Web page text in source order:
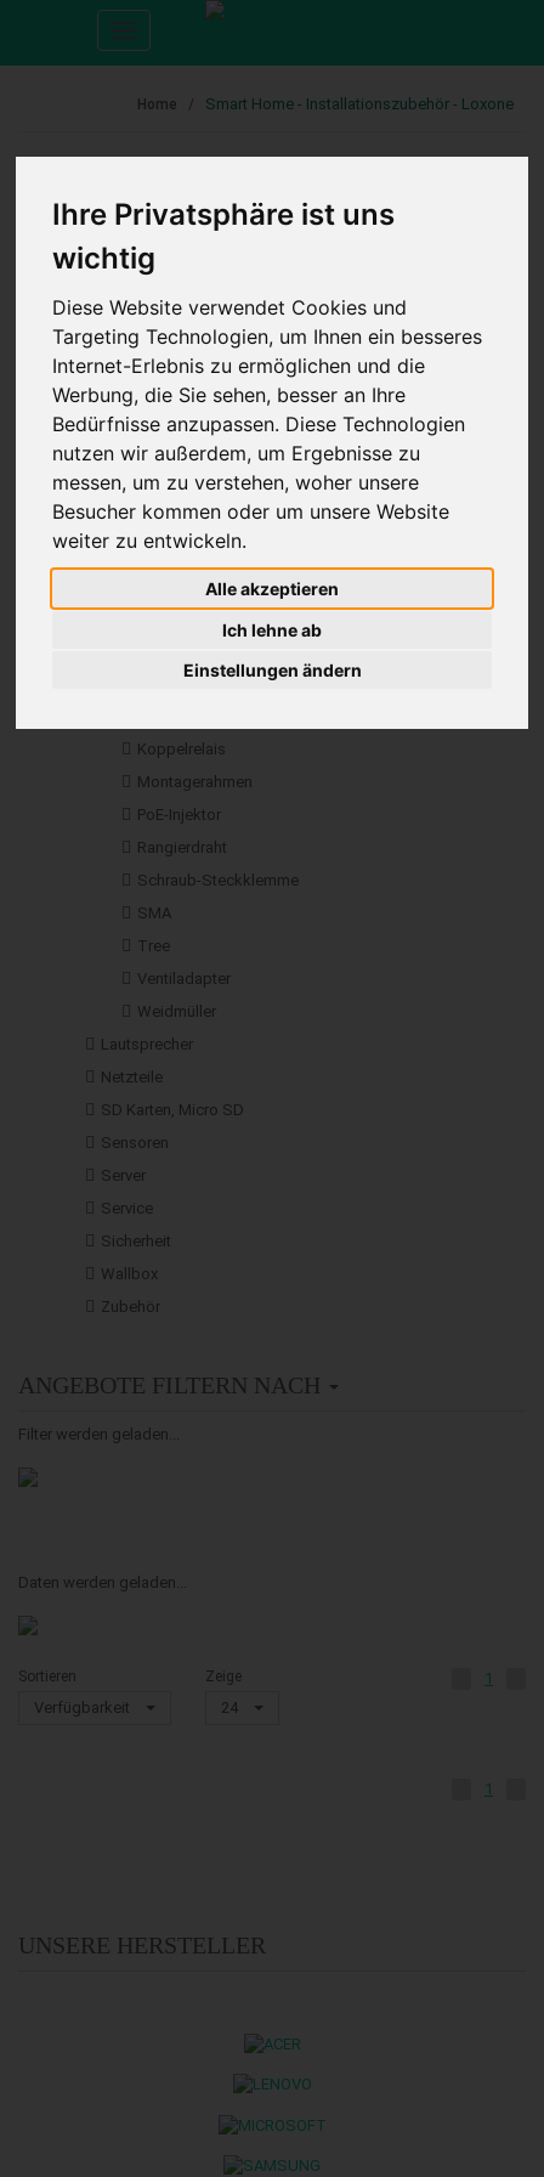
Ihre Privatsphäre ist uns
wichtig
Diese Website verwendet Cookies und
Targeting Technologien, um Ihnen ein besseres
Internet-Erlebnis zu ermöglichen und die
Werbung, die Sie sehen, besser an Ihre
Bedürfnisse anzupassen. Diese Technologien
nutzen wir außerdem, um Ergebnisse zu
messen, um zu verstehen, woher unsere
Besucher kommen oder um unsere Website
weiter zu entwickeln.
Alle akzeptieren
Ich lehne ab
Einstellungen ändern
navigation
Home Smart Home - Installationszubehör - Loxone
KATEGORIE
Loxone Smart Home
Bedienung
Beleuchtung
Card Reader
Erweiterungsmodule
Installationszubehör
Adapter-Mitnehmer
Aufbaubox
Betoneinbaubox
iPad-Wallmount
Koppelrelais
Montagerahmen
PoE-Injektor
Rangierdraht
Schraub-Steckklemme
SMA
Tree
Ventiladapter
Weidmüller
Lautsprecher
Netzteile
SD Karten, Micro SD
Sensoren
Server
Service
Sicherheit
Wallbox
Zubehör
ANGEBOTE FILTERN NACH
Filter werden geladen...
Daten werden geladen...
Sortieren
Verfügbarkeit
Zeige
24
1
1
UNSERE HERSTELLER